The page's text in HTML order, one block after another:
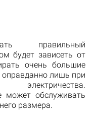
правильный
будет зависеть от
очень большие
лишь при
может обслуживать
размера.